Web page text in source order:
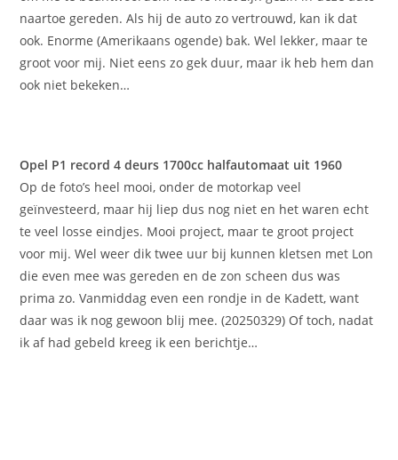
naartoe gereden. Als hij de auto zo vertrouwd, kan ik dat
ook. Enorme (Amerikaans ogende) bak. Wel lekker, maar te
groot voor mij. Niet eens zo gek duur, maar ik heb hem dan
ook niet bekeken…
Opel P1 record 4 deurs 1700cc halfautomaat uit 1960
Op de foto’s heel mooi, onder de motorkap veel
geïnvesteerd, maar hij liep dus nog niet en het waren echt
te veel losse eindjes. Mooi project, maar te groot project
voor mij. Wel weer dik twee uur bij kunnen kletsen met Lon
die even mee was gereden en de zon scheen dus was
prima zo. Vanmiddag even een rondje in de Kadett, want
daar was ik nog gewoon blij mee. (20250329) Of toch, nadat
ik af had gebeld kreeg ik een berichtje…